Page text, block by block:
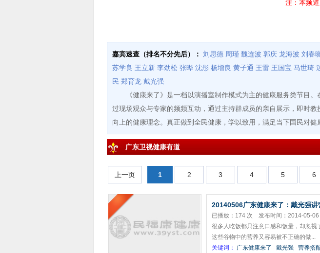
注：本频
嘉宾速查（排名不分先后）： 刘思德 周瑾 魏连波 郭庆 龙海波 刘春
苏学良 王立新 李劲松 张晔 沈彤 杨增良 黄子通 王雷 王国宝 马世琦
民 郑育龙 戴光强
《健康来了》是一档以演播室制作模式为主的健康服务类节目。
过现场观众与专家的频频互动，通过主持群成员的亲自展示，即时
向上的健康理念。真正做到全民健康，学以致用，满足当下国民对健
广东卫视健康有道
上一页 1 2 3 4 5 6
20140506广东健康来了：戴光强
已播放：174 次 发布时间：2014-05-06
很多人吃饭都只注意口感和饭量，却忽
这些谷物中的营养又容易被不正确的做...
关键词： 广东健康来了 戴光强 营养搭